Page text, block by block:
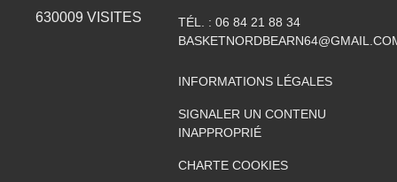
630009 VISITES TÉL. : 06 84 21 88 34
INFORMATIONS LÉGALES
SIGNALER UN CONTENU
INAPPROPRIÉ
CHARTE COOKIES